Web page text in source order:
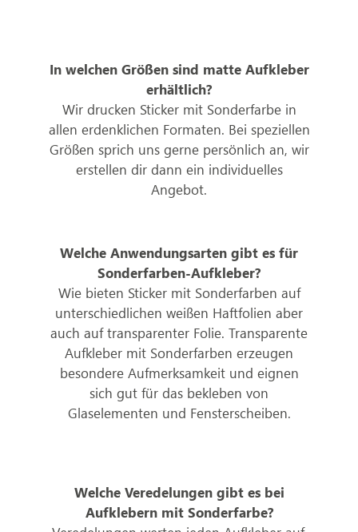
In welchen Größen sind matte Aufkleber
erhältlich?
Wir drucken Sticker mit Sonderfarbe in
allen erdenklichen Formaten. Bei speziellen
Größen sprich uns gerne persönlich an, wir
erstellen dir dann ein individuelles
Angebot.
Welche Anwendungsarten gibt es für
Sonderfarben-Aufkleber?
Wie bieten Sticker mit Sonderfarben auf
unterschiedlichen weißen Haftfolien aber
auch auf transparenter Folie. Transparente
Aufkleber mit Sonderfarben erzeugen
besondere Aufmerksamkeit und eignen
sich gut für das bekleben von
Glaselementen und Fensterscheiben.
Welche Veredelungen gibt es bei
Aufklebern mit Sonderfarbe?